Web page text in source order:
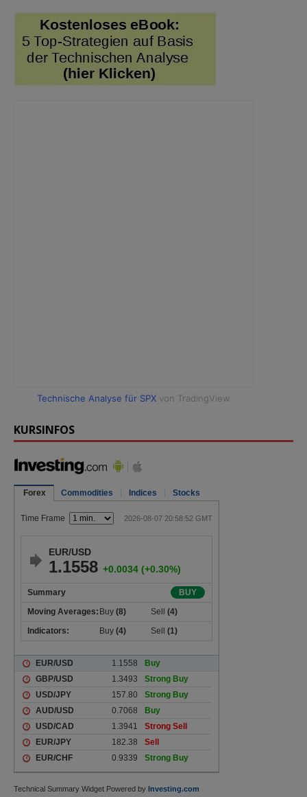
Technische Analyse für SPX von TradingView
KURSINFOS
Technical Summary Widget Powered by Investing.com